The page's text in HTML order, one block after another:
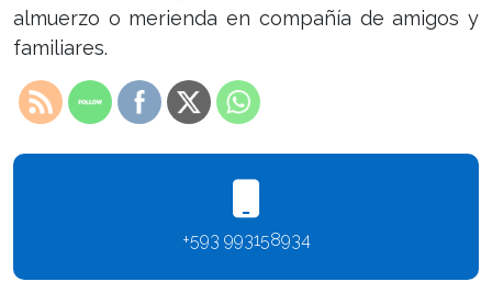
almuerzo o merienda en compañía de amigos y
familiares.
+593 993158934